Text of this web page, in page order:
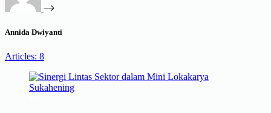
Annida Dwiyanti
Articles: 8